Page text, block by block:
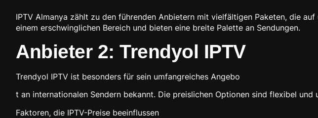
IPTV Almanya zählt zu den führenden Anbietern mit vielfältigen Paketen, die
einem erschwinglichen Bereich und bieten eine breite Palette an Sendungen.
Anbieter 2: Trendyol IPTV
Trendyol IPTV ist besonders für sein umfangreiches Angebo
t an internationalen Sendern bekannt. Die preislichen Optionen sind flexibel
Faktoren, die IPTV-Preise beeinflussen